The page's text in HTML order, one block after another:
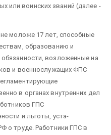
или воинских званий (далее -
моложе 17 лет, способные
образованию и
возложенные на
и военнослужащих ФПС
в органах внутренних дел
ГПС
и льготы, уста­
о труде. Работники ГПС в